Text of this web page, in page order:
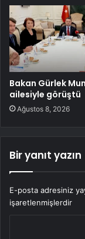
Bakan Gürlek
ailesiyle görüştü
Ağustos 8, 2026
Bir yanıt yazın
E-posta adresiniz
işaretlenmişlerdir